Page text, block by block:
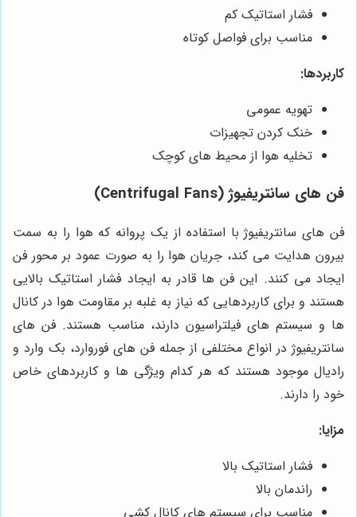
فشار استاتیک کم
مناسب برای فواصل کوتاه
کاربردها:
تهویه عمومی
خنک کردن تجهیزات
تخلیه هوا از محیط های کوچک
فن های سانتریفیوژ (Centrifugal Fans)
فن های سانتریفیوژ با استفاده از یک پروانه که هوا را به سمت
بیرون هدایت می کند، جریان هوا را به صورت عمود بر محور فن
ایجاد می کنند. این فن ها قادر به ایجاد فشار استاتیک بالایی
هستند و برای کاربردهایی که نیاز به غلبه بر مقاومت هوا در کانال
ها و سیستم های فیلتراسیون دارند، مناسب هستند. فن های
سانتریفیوژ در انواع مختلفی از جمله فن های فوروارد، بک وارد و
رادیال موجود هستند که هر کدام ویژگی ها و کاربردهای خاص
خود را دارند.
مزایا:
فشار استاتیک بالا
راندمان بالا
مناسب برای سیستم های کانال کشی